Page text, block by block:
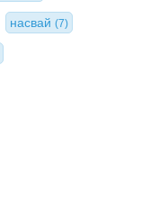
насвай(7)